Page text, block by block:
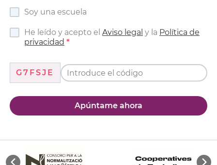
Soy una escuela
He leído y acepto el Aviso legal y la Política de
privacidad
G7FSJE
Apúntame ahora